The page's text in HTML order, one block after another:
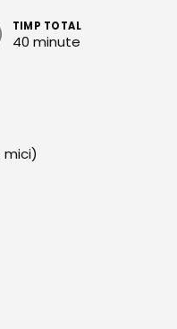
TIMP TOTAL
40 minute